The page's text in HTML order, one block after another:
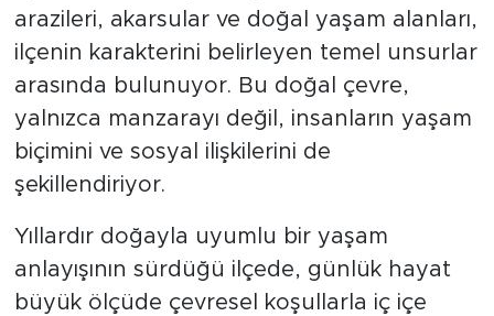
arazileri, akarsular ve doğal yaşam alanları,
ilçenin karakterini belirleyen temel unsurlar
arasında bulunuyor. Bu doğal çevre,
yalnızca manzarayı değil, insanların yaşam
biçimini ve sosyal ilişkilerini de
şekillendiriyor.
Yıllardır doğayla uyumlu bir yaşam
anlayışının sürdüğü ilçede, günlük hayat
büyük ölçüde çevresel koşullarla iç içe